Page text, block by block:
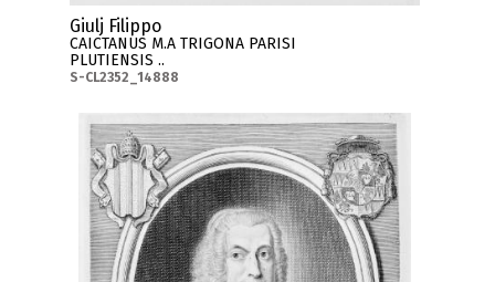
Giulj Filippo
CAICTANUS M.A TRIGONA PARISI
PLUTIENSIS ..
S-CL2352_14888